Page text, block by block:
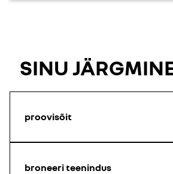
SINU
proovisõit
broneeri teenindus